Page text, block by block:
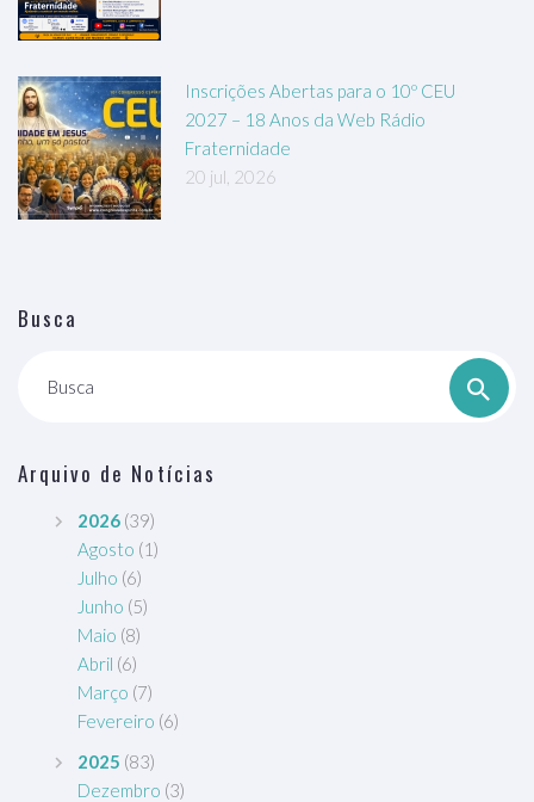
Inscrições Abertas para o 10º CEU
2027 – 18 Anos da Web Rádio
Fraternidade
20 jul, 2026
Busca
Busca
Arquivo de Notícias
2026 (39)
Agosto (1)
Julho (6)
Junho (5)
Maio (8)
Abril (6)
Março (7)
Fevereiro (6)
2025 (83)
Dezembro (3)